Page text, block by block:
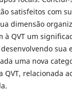
satisfeitos com
dimensão
à QVT um
sua
uma nova
relacionada